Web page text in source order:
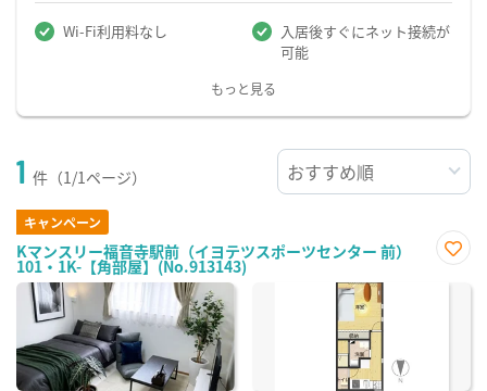
Wi-Fi利用料なし
入居後すぐにネット接続が
可能
もっと見る
1 件（1/1ページ）
キャンペーン
Kマンスリー福音寺駅前（イヨテツスポーツセンター 前）
101・1K-【角部屋】(No.913143)
に入